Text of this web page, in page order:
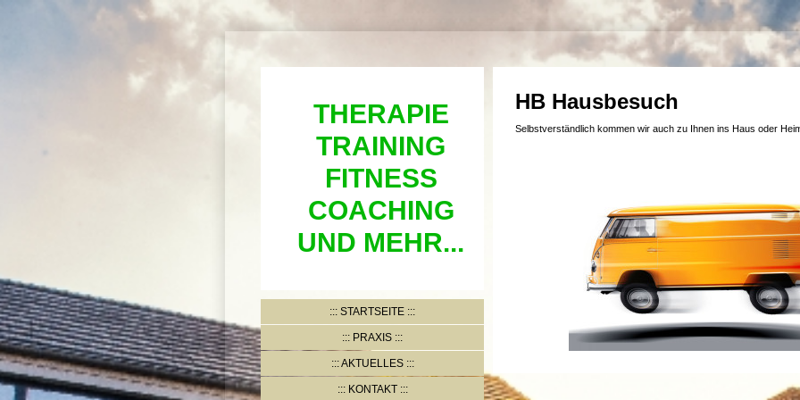
THERAPIE
TRAINING
FITNESS
COACHING
UND MEHR...
STARTSEITE
PRAXIS
AKTUELLES
KONTAKT
HB Hausbesuch
Selbstverständlich kommen wir auch zu Ihnen ins Haus oder